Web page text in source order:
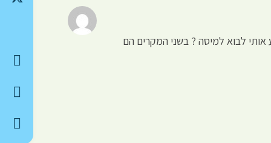
אותי לבוא למיסה ? בשני המקרים הם